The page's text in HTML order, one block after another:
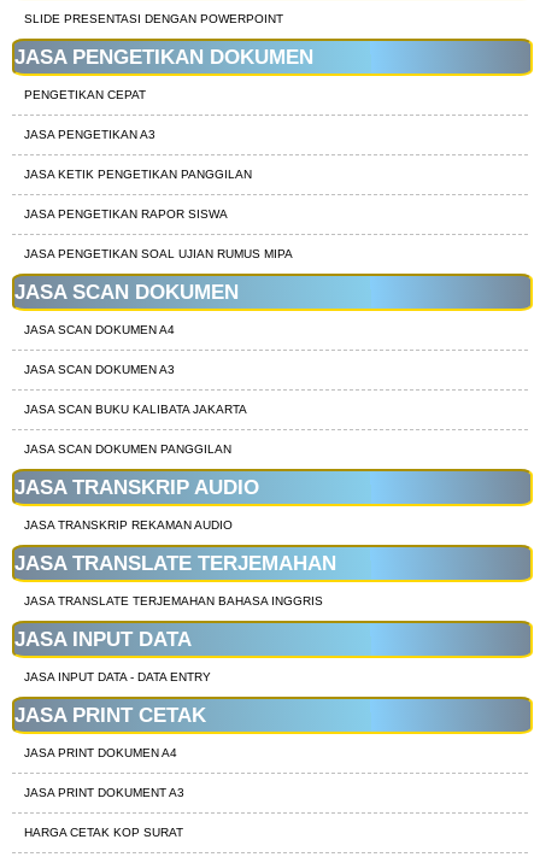
SLIDE PRESENTASI DENGAN POWERPOINT
JASA PENGETIKAN DOKUMEN
PENGETIKAN CEPAT
JASA PENGETIKAN A3
JASA KETIK PENGETIKAN PANGGILAN
JASA PENGETIKAN RAPOR SISWA
JASA PENGETIKAN SOAL UJIAN RUMUS MIPA
JASA SCAN DOKUMEN
JASA SCAN DOKUMEN A4
JASA SCAN DOKUMEN A3
JASA SCAN BUKU KALIBATA JAKARTA
JASA SCAN DOKUMEN PANGGILAN
JASA TRANSKRIP AUDIO
JASA TRANSKRIP REKAMAN AUDIO
JASA TRANSLATE TERJEMAHAN
JASA TRANSLATE TERJEMAHAN BAHASA INGGRIS
JASA INPUT DATA
JASA INPUT DATA - DATA ENTRY
JASA PRINT CETAK
JASA PRINT DOKUMEN A4
JASA PRINT DOKUMENT A3
HARGA CETAK KOP SURAT